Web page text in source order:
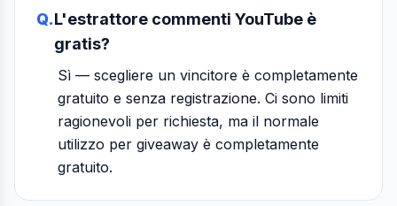
Q.L'estrattore commenti YouTube è
gratis?
Sì — scegliere un vincitore è completamente
gratuito e senza registrazione. Ci sono limiti
ragionevoli per richiesta, ma il normale
utilizzo per giveaway è completamente
gratuito.